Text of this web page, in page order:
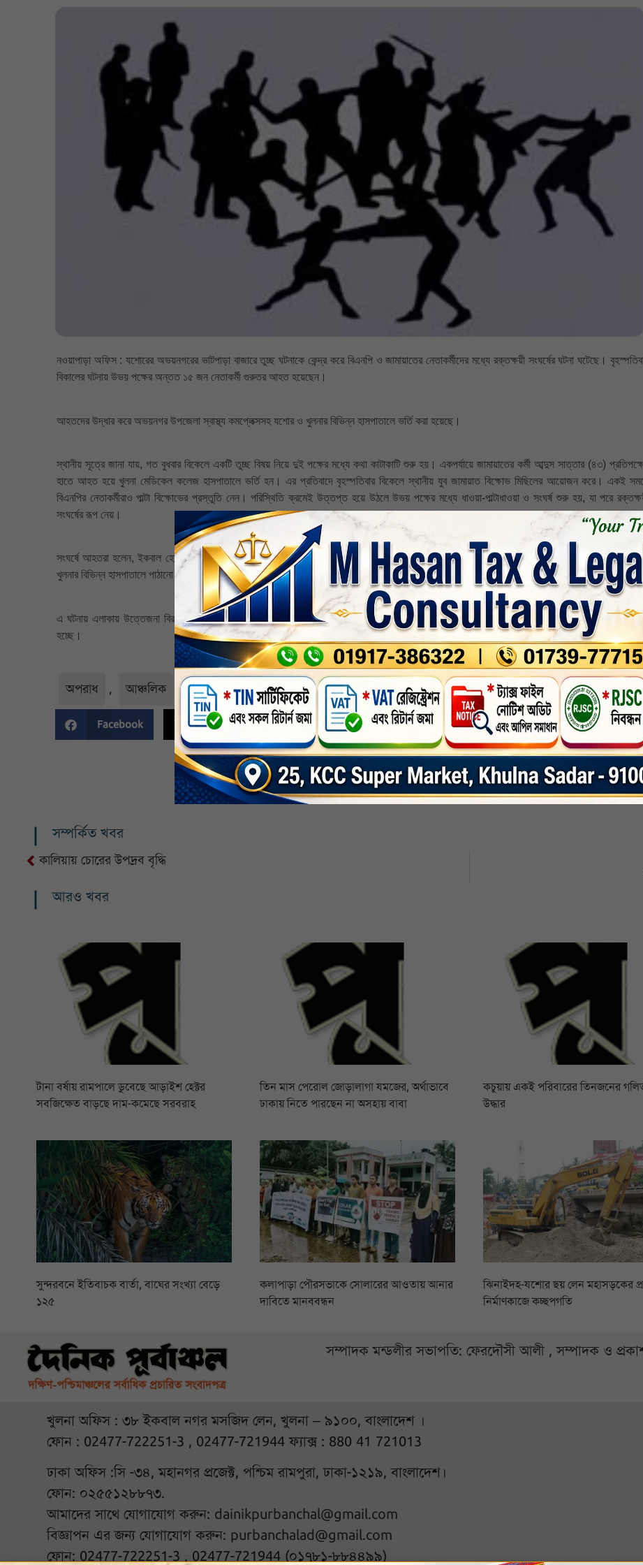
নওয়াপাড়া অফিস : যশোরের অভয়নগরের ভাটপাড়া বাজারে তুচ্ছ ঘটনাকে কেন্দ্র করে বিএনপি ও জামায়াতের নেতাকর্মীদের মধ্যে রক্তক্ষয়ী সংঘর্ষের ঘটনা ঘটেছে।
বিকালের ঘটনায় উভয় পক্ষের অন্তত ১৫ জন নেতাকর্মী গুরুতর আহত হয়েছেন।
আহতদের উদ্ধার করে অভয়নগর উপজেলা স্বাস্থ্য কমপ্লেক্সসহ যশোর ও খুলনার বিভিন্ন হাসপাতালে ভর্তি করা হয়েছে।
স্থানীয় সূত্রে জানা যায়, গত বুধবার বিকেলে একটি তুচ্ছ বিষয় নিয়ে দুই পক্ষের মধ্যে কথা কাটাকাটি শুরু হয়। একপর্যায়ে জামায়াতের কর্মী আব্দুস সাত্তার (৪৩)
হাতে আহত হয়ে খুলনা মেডিকেল কলেজ হাসপাতালে ভর্তি হন। এর প্রতিবাদে বৃহস্পতিবার বিকেলে স্থানীয় যুব জামায়াত বিক্ষোভ মিছিলের আয়োজন করে। একই
বিএনপির নেতাকর্মীরাও পাল্টা বিক্ষোভের প্রস্তুতি নেন। পরিস্থিতি ক্রমেই উত্তপ্ত হয়ে উঠলে উভয় পক্ষের মধ্যে ধাওয়া-পাল্টাধাওয়া ও সংঘর্ষ শুরু হয়, যা পরে
সংঘর্ষের রূপ নেয়।
সংঘর্ষে আহতরা হলেন, ইকবাল হোসেন, হাসান, রহমান ইউসুফ, জাকির হোসেন, শাহিন শেখসহ আরও অনেকে। আহতদের অভয়নগর উপজেলা স্বাস্থ্য কমপ্লেক্স সহ যশোর
খুলনার বিভিন্ন হাসপাতালে পাঠানো হয়েছে।
এ ঘটনায় এলাকায় উত্তেজনা বিরাজ করছে। পুলিশ টহল জোরদার করা হয়েছে। পুলিশের দায়িত্বশীল সূত্র জানায়, পরিস্থিতি নিয়ন্ত্রণে, প্রয়োজনীয় ব্যবস্থা গ্রহণ করা
হচ্ছে।
অপরাধ , আঞ্চলিক , নির্বাচিত , যশোর জেলা , সর্বশেষ-সংবাদ
Facebook Twitter Linkedin Whatsapp Print
সম্পর্কিত খবর
কালিয়ায় চোরের উপদ্রব বৃদ্ধি
আরও খবর
টানা বর্ষায় রামপালে ডুবেছে আড়াইশ হেক্টর
সবজিক্ষেত বাড়ছে দাম-কমেছে সরবরাহ
তিন মাস পেরোল জোড়ালাগা যমজের, অর্থাভাবে
ঢাকায় নিতে পারছেন না অসহায় বাবা
কচুয়ায় একই পরিবারের তিনজনের
উদ্ধার
সুন্দরবনে ইতিবাচক বার্তা, বাঘের সংখ্যা বেড়ে
১২৫
কলাপাড়া পৌরসভাকে সোলারের আওতায় আনার
দাবিতে মানববন্ধন
ঝিনাইদহ-যশোর ছয় লেন মহাসড়কের
নির্মাণকাজে কচ্ছপগতি
সম্পাদক মন্ডলীর সভাপতি: ফেরদৌসী আলী , সম্পাদক ও
খুলনা অফিস : ৩৮ ইকবাল নগর মসজিদ লেন, খুলনা – ৯১০০, বাংলাদেশ ।
ফোন : 02477-722251-3 , 02477-721944 ফ্যাক্স : 880 41 721013
ঢাকা অফিস :সি -৩৪, মহানগর প্রজেক্ট, পশ্চিম রামপুরা, ঢাকা-১২১৯, বাংলাদেশ।
ফোন: ০২৫৫১২৮৮৭৩.
আমাদের সাথে যোগাযোগ করুন: dainikpurbanchal@gmail.com
বিজ্ঞাপন এর জন্য যোগাযোগ করুন: purbanchalad@gmail.com
ফোন: 02477-722251-3 , 02477-721944 (০১৭৮১-৮৮৪৪৯৯)